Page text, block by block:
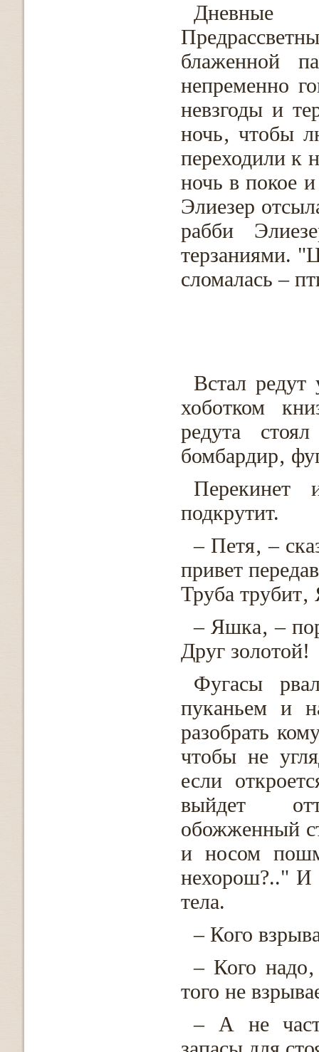
Дневные
блаженной
непременно
невзгоды и
ночь‚ чтобы
переходили к
ночь в покое
Элиезер
рабби
терзаниями.
сломалась –
Встал
хоботком
редута
бомбардир‚
Перекинет
подкрутит.
– Петя‚ –
привет
Труба
– Яшка‚ –
Друг золотой!
Фугасы
пуканьем и
разобрать
чтобы не
если
выйдет
обожженный
и носом
нехорош?.." И
тела.
– Кого
– Кого
того не
– А не